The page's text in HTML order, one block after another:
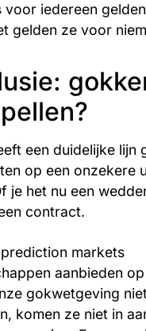
voor iedereen
gelden ze voor
een duidelijke lijn
op een onzekere
je het nu een
contract.
markets
aanbieden
gokwetgeving
komen ze niet in